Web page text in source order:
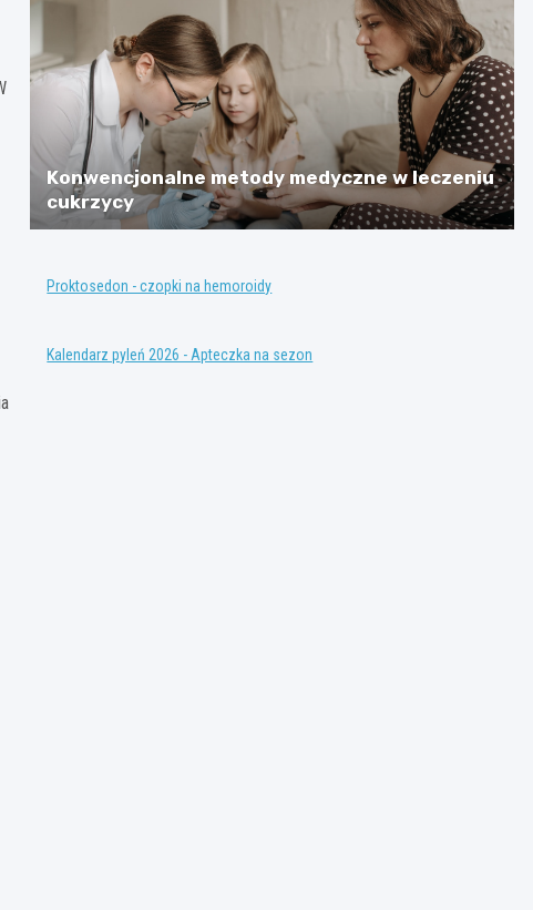
Konwencjonalne metody medyczne w leczeniu
cukrzycy
Proktosedon - czopki na hemoroidy
Kalendarz pyleń 2026 - Apteczka na sezon